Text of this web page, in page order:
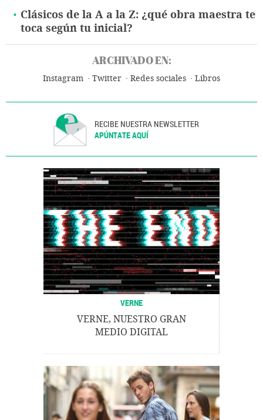
Clásicos de la A a la Z: ¿qué obra maestra te
toca según tu inicial?
ARCHIVADO EN:
Instagram Twitter Redes sociales Libros
RECIBE NUESTRA NEWSLETTER
APÚNTATE AQUÍ
VERNE
VERNE, NUESTRO GRAN
MEDIO DIGITAL